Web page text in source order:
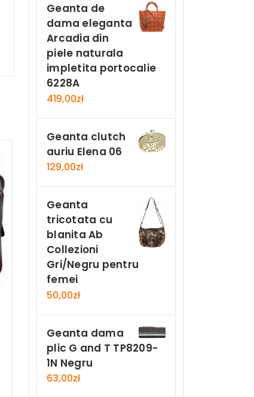
Geanta de
dama eleganta
Arcadia din
piele naturala
impletita portocalie
6228A
419,00zł
Geanta clutch
auriu Elena 06
129,00zł
Geanta
tricotata cu
blanita Ab
Collezioni
Gri/Negru pentru
femei
50,00zł
Geanta dama
plic G and T TP8209-
1N Negru
63,00zł